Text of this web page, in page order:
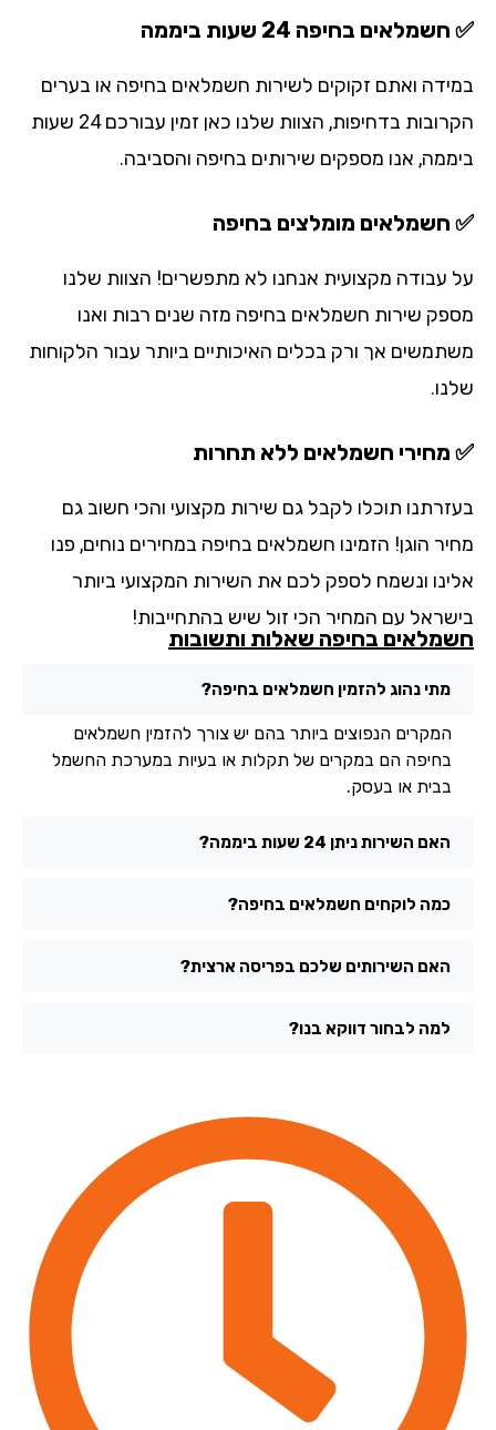
בחיפה 24 שעות ביממה
ואתם זקוקים לשירות חשמלאים בחיפה או בערים
הקרובות בדחיפות, הצוות שלנו כאן זמין עבורכם 24 שעות
אנו מספקים שירותים בחיפה והסביבה.
חשמלאים מומלצים בחיפה
עבודה מקצועית אנחנו לא מתפשרים! הצוות שלנו
שירות חשמלאים בחיפה מזה שנים רבות ואנו
אך ורק בכלים האיכותיים ביותר עבור הלקוחות
מחירי חשמלאים ללא תחרות
תוכלו לקבל גם שירות מקצועי והכי חשוב גם
הוגן! הזמינו חשמלאים בחיפה במחירים נוחים, פנו
ונשמח לספק לכם את השירות המקצועי ביותר
עם המחיר הכי זול שיש בהתחייבות!
בחיפה שאלות ותשובות
מתי נהוג להזמין חשמלאים בחיפה?
המקרים הנפוצים ביותר בהם יש צורך להזמין חשמלאים
בחיפה הם במקרים של תקלות או בעיות במערכת החשמל
בבית או בעסק.
האם השירות ניתן 24 שעות ביממה?
כמה לוקחים חשמלאים בחיפה?
האם השירותים שלכם בפריסה ארצית?
למה לבחור דווקא בנו?